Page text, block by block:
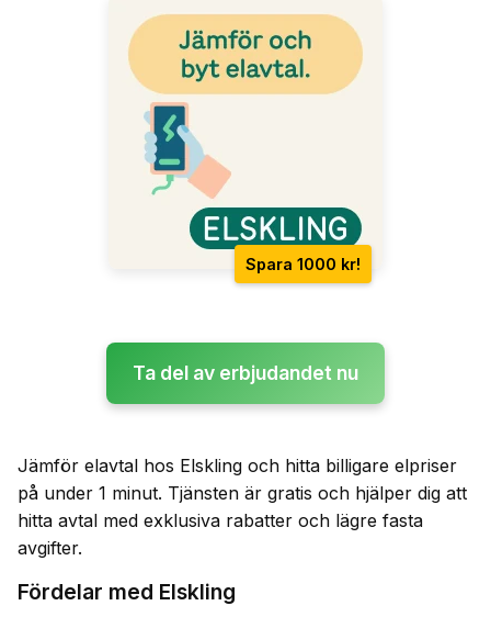
Spara 1000 kr!
Ta del av erbjudandet nu
Jämför elavtal hos Elskling och hitta billigare elpriser
på under 1 minut. Tjänsten är gratis och hjälper dig att
hitta avtal med exklusiva rabatter och lägre fasta
avgifter.
Fördelar med Elskling